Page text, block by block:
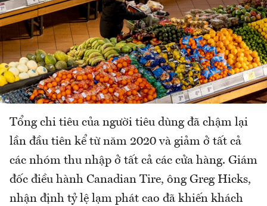
Tổng chi tiêu của người tiêu dùng đã chậm lại
lần đầu tiên kể từ năm 2020 và giảm ở tất cả
các nhóm thu nhập ở tất cả các cửa hàng. Giám
đốc điều hành Canadian Tire, ông Greg Hicks,
nhận định tỷ lệ lạm phát cao đã khiến khách